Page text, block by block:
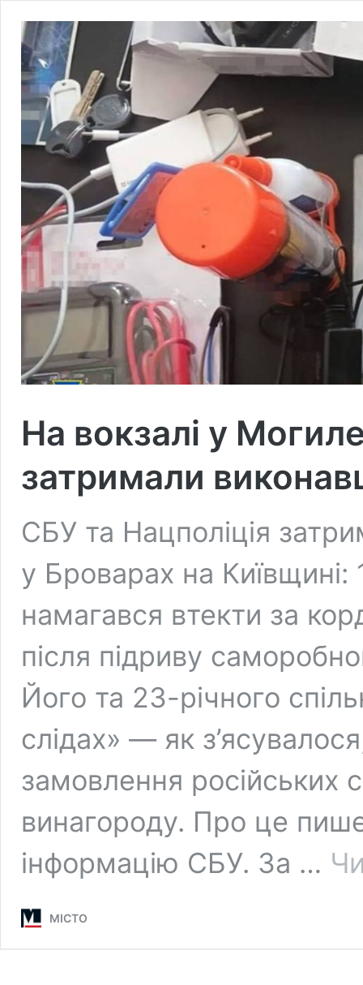
На вокзалі у
затримали
СБУ та Нацполіція
у Броварах на
намагався втекти за
після підриву
Його та 23-річного
слідах» — як
замовлення російських
винагороду. Про це
інформацію СБУ. За …
МІСТО